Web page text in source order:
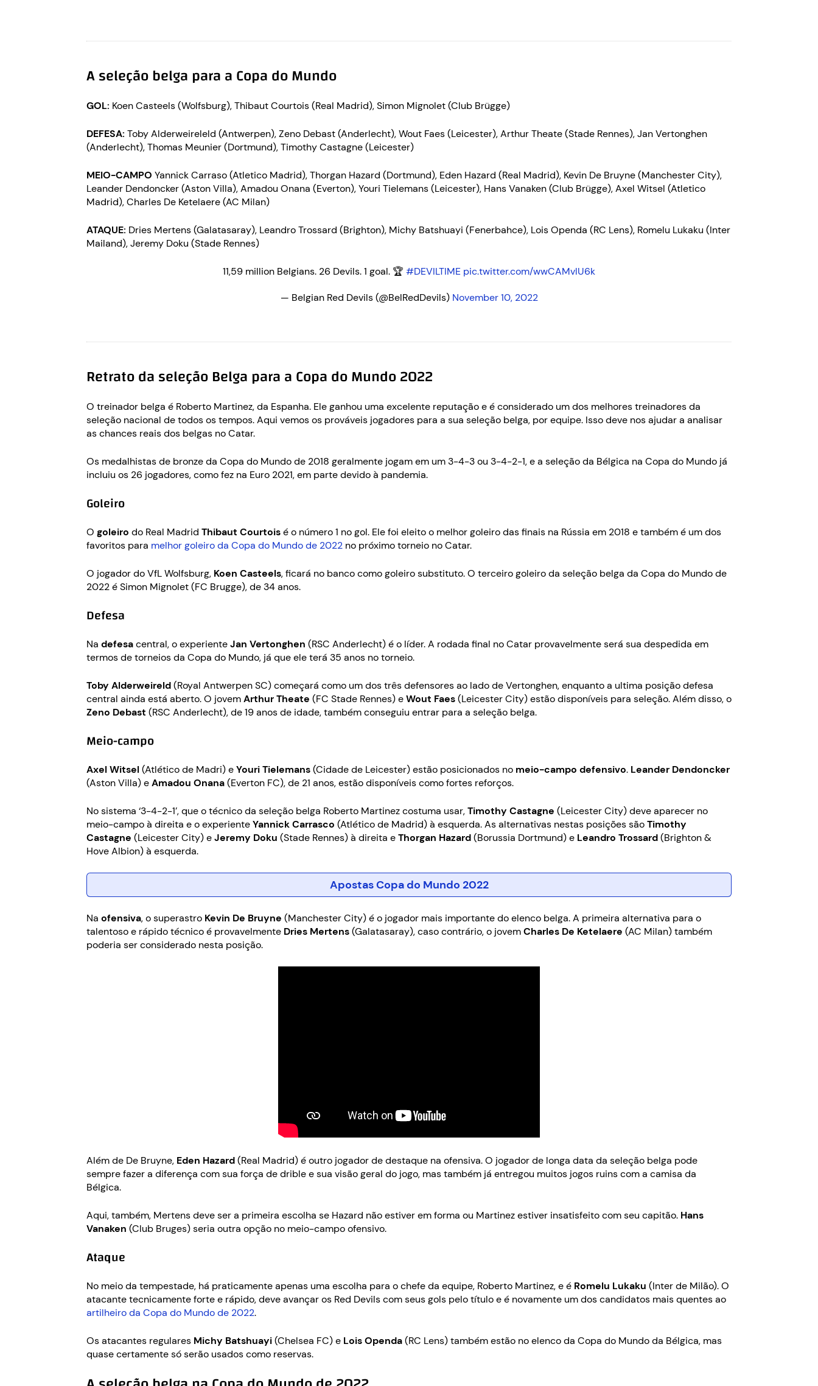
A seleção belga para a Copa do Mundo
GOL: Koen Casteels (Wolfsburg), Thibaut Courtois (Real Madrid), Simon Mignolet (Club Brügge)
DEFESA: Toby Alderweireleld (Antwerpen), Zeno Debast (Anderlecht), Wout Faes (Leicester), Arthur Theate (Stade Rennes), Jan Vertonghen
(Anderlecht), Thomas Meunier (Dortmund), Timothy Castagne (Leicester)
MEIO-CAMPO Yannick Carraso (Atletico Madrid), Thorgan Hazard (Dortmund), Eden Hazard (Real Madrid), Kevin De Bruyne (Manchester City),
Leander Dendoncker (Aston Villa), Amadou Onana (Everton), Youri Tielemans (Leicester), Hans Vanaken (Club Brügge), Axel Witsel (Atletico
Madrid), Charles De Ketelaere (AC Milan)
ATAQUE: Dries Mertens (Galatasaray), Leandro Trossard (Brighton), Michy Batshuayi (Fenerbahce), Lois Openda (RC Lens), Romelu Lukaku (Inter
Mailand), Jeremy Doku (Stade Rennes)
11,59 million Belgians. 26 Devils. 1 goal. 🏆 #DEVILTIME pic.twitter.com/wwCAMvlU6k
— Belgian Red Devils (@BelRedDevils) November 10, 2022
Retrato da seleção Belga para a Copa do Mundo 2022
O treinador belga é Roberto Martinez, da Espanha. Ele ganhou uma excelente reputação e é considerado um dos melhores treinadores da
seleção nacional de todos os tempos. Aqui vemos os prováveis ​​jogadores para a sua seleção belga, por equipe. Isso deve nos ajudar a analisar
as chances reais dos belgas no Catar.
Os medalhistas de bronze da Copa do Mundo de 2018 geralmente jogam em um 3-4-3 ou 3-4-2-1, e a seleção da Bélgica na Copa do Mundo já
incluiu os 26 jogadores, como fez na Euro 2021, em parte devido à pandemia.
Goleiro
O goleiro do Real Madrid Thibaut Courtoisé o número 1 no gol. Ele foi eleito o melhor goleiro das finais na Rússia em 2018 e também é um dos
favoritos para melhor goleiro da Copa do Mundo de 2022 no próximo torneio no Catar.
O jogador do VfL Wolfsburg, Koen Casteels,ficará no banco como goleiro substituto. O terceiro goleiro da seleção belga da Copa do Mundo de
2022 é Simon Mignolet (FC Brugge), de 34 anos.
Defesa
Na defesacentral, o experienteJan Vertonghen (RSC Anderlecht) é o líder. A rodada final no Catar provavelmente será sua despedida em
termos de torneios da Copa do Mundo, já que ele terá 35 anos no torneio.
Toby Alderweireld(Royal Antwerpen SC) começará como um dos três defensores ao lado de Vertonghen, enquanto a ultima posição defesa
central ainda está aberto. O jovemArthur Theate (FC Stade Rennes) eWout Faes(Leicester City) estão disponíveis para seleção. Além disso, o
Zeno Debast (RSC Anderlecht), de 19 anos de idade, também conseguiu entrar para a seleção belga.
Meio-campo
Axel Witsel(Atlético de Madri) eYouri Tielemans(Cidade de Leicester) estão posicionados no meio-campo defensivo. Leander Dendoncker
(Aston Villa) eAmadou Onana(Everton FC), de 21 anos, estão disponíveis como fortes reforços.
No sistema ‘3-4-2-1’, que o técnico da seleção belga Roberto Martinez costuma usar,Timothy Castagne (Leicester City) deve aparecer no
meio-campo à direita e o experienteYannick Carrasco (Atlético de Madrid) à esquerda. As alternativas nestas posições sãoTimothy
Castagne (Leicester City) eJeremy Doku (Stade Rennes) à direita eThorgan Hazard(Borussia Dortmund) e Leandro Trossard(Brighton &
Hove Albion) à esquerda.
Apostas Copa do Mundo 2022
Na ofensiva, o superastro Kevin De Bruyne (Manchester City) é o jogador mais importante do elenco belga. A primeira alternativa para o
talentoso e rápido técnico é provavelmente Dries Mertens(Galatasaray), caso contrário, o jovemCharles De Ketelaere (AC Milan) também
poderia ser considerado nesta posição.
Além de De Bruyne, Eden Hazard(Real Madrid) é outro jogador de destaque na ofensiva. O jogador de longa data da seleção belga pode
sempre fazer a diferença com sua força de drible e sua visão geral do jogo, mas também já entregou muitos jogos ruins com a camisa da
Bélgica.
Aqui, também, Mertens deve ser a primeira escolha se Hazard não estiver em forma ou Martinez estiver insatisfeito com seu capitão. Hans
Vanaken (Club Bruges) seria outra opção no meio-campo ofensivo.
Ataque
No meio da tempestade, há praticamente apenas uma escolha para o chefe da equipe, Roberto Martinez, e é Romelu Lukaku (Inter de Milão). O
atacante tecnicamente forte e rápido, deve avançar os Red Devils com seus gols pelo título e é novamente um dos candidatos mais quentes ao
artilheiro da Copa do Mundo de 2022.
Os atacantes regulares Michy Batshuayi(Chelsea FC) e Lois Openda(RC Lens) também estão no elenco da Copa do Mundo da Bélgica, mas
quase certamente só serão usados como reservas.